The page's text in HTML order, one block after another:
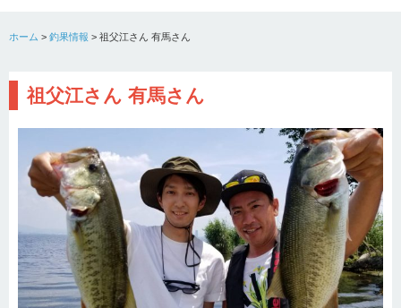
ホーム > 釣果情報 > 祖父江さん 有馬さん
祖父江さん 有馬さん